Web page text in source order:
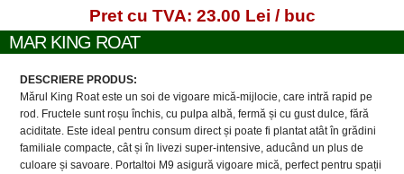
Pret cu TVA: 23.00 Lei / buc
MAR KING ROAT
DESCRIERE PRODUS:
Mărul King Roat este un soi de vigoare mică-mijlocie, care intră rapid pe
rod. Fructele sunt roșu închis, cu pulpa albă, fermă și cu gust dulce, fără
aciditate. Este ideal pentru consum direct și poate fi plantat atât în grădini
familiale compacte, cât și în livezi super-intensive, aducând un plus de
culoare și savoare. Portaltoi M9 asigură vigoare mică, perfect pentru spații